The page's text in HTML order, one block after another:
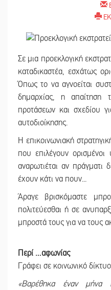
Σε μια προεκλογική
καταδικαστέα, εσχάτως
Όπως το να αγνοείται
δημαρχίας, η απαίτηση
προτάσεων και σχεδίου
αυτοδιοίκησης.
Η επικοινωνιακή
που επιλέγουν
αναρωτιέται αν
έχουν κάτι να πουν...
Άραγε βρισκόμαστε
πολιτεύεσθαι ή σε
μπροστά τους για να τους
Περί …αφωνίας
Γράφει σε κοινωνικό
«Βαρέθηκα έναν